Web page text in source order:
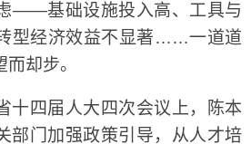
——基础设施投入高、工具与
型经济效益不显著……一道道
却步。
四届人大四次会议上，陈本
部门加强政策引导，从人才培